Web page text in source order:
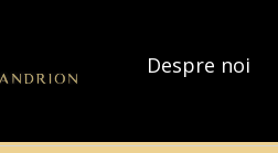
Despre noi